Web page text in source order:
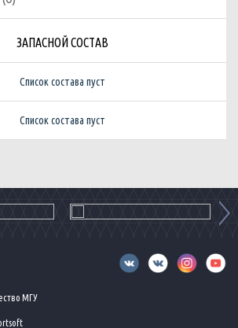
ЗАПАСНОЙ СОСТАВ
Список состава пуст
Список состава пуст
МГУ